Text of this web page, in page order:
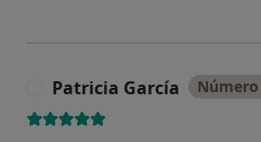
Patricia García